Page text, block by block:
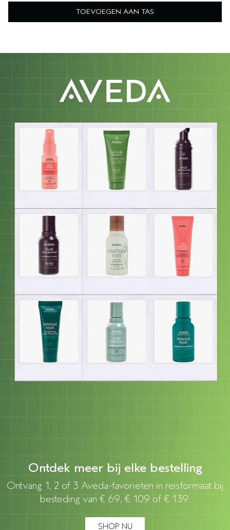
TOEVOEGEN AAN TAS
Ontdek meer bij elke bestelling
Ontvang 1, 2 of 3 Aveda-favorieten in reisformaat bij
besteding van € 69, € 109 of € 139.
SHOP NU